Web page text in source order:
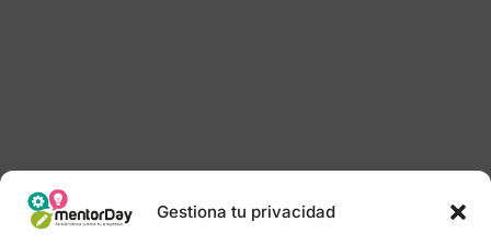
Gestiona tu privacidad